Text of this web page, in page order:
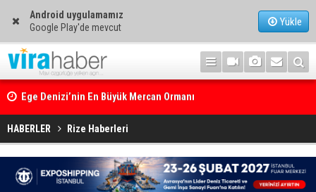
Android uygulamamız
Google Play'de mevcut
Yükle
Ege Denizi’nin En Büyük Mercan Ormanı
HABERLER Rize Haberleri